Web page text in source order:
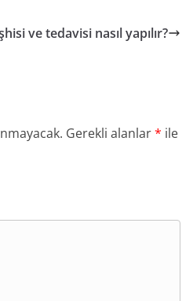
ve tedavisi nasıl yapılır?
Gerekli alanlar* ile